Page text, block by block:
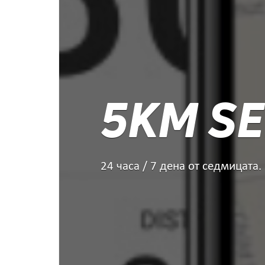
5KM
24 часа / 7 дена от седмицата.